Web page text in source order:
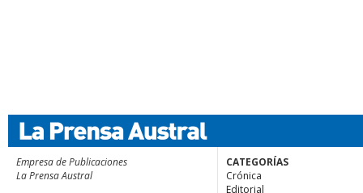
Empresa de Publicaciones
La Prensa Austral
CATEGORÍAS
Crónica
Editorial